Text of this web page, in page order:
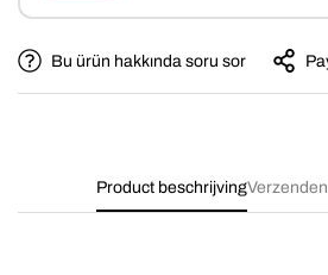
Bu ürün hakkında soru sor
Product beschrijving